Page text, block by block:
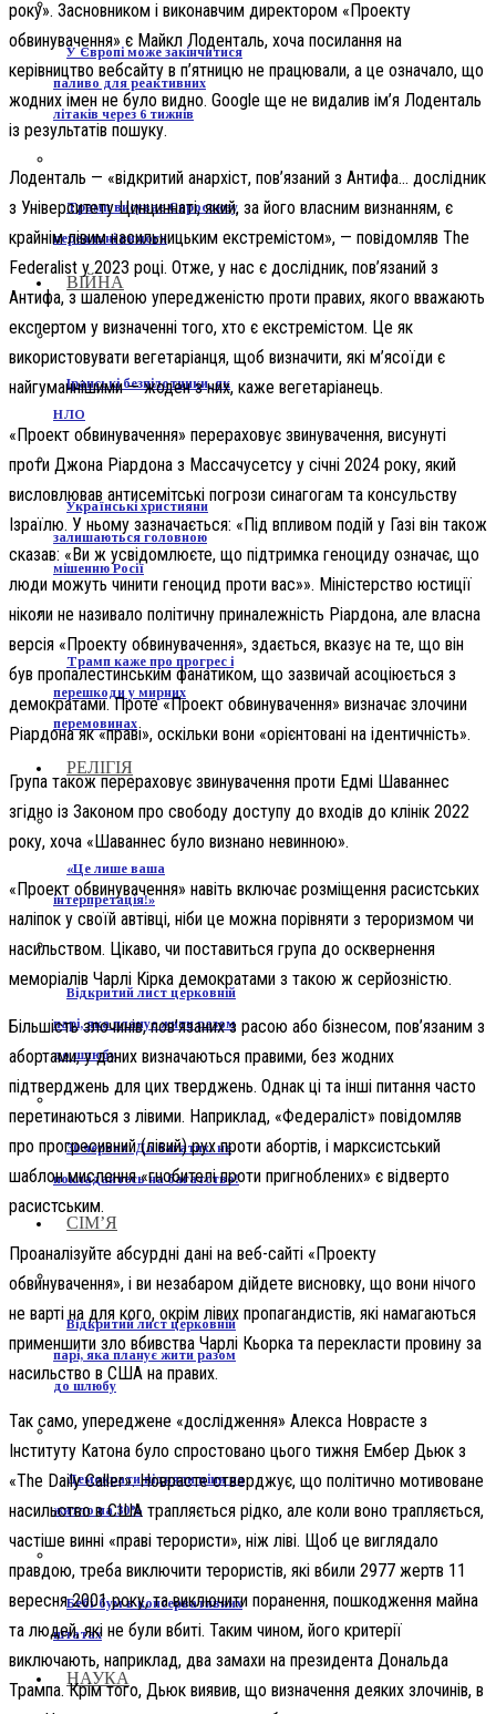
У Європі може закінчитися
паливо для реактивних
літаків через 6 тижнів
Трамп висуває Євросоюзу
нереальні вимоги
ВІЙНА
Іранські безпілотники, як
НЛО
Українські християни
залишаються головною
мішенню Росії
Трамп каже про прогрес і
перешкоди у мирних
перемовинах
РЕЛІГІЯ
«Це лише ваша
інтерпретація!»
Відкритий лист церковній
парі, яка планує жити разом
до шлюбу
30 червня. До багатих: не
покладайтесь на багатство!
СІМ’Я
Відкритий лист церковній
парі, яка планує жити разом
до шлюбу
Демократи підняли ціни на
житло на 30%
Бебі-бум в консервативних
штатах
НАУКА
року». Засновником і виконавчим директором «Проекту
обвинувачення» є Майкл Лоденталь, хоча посилання на
керівництво вебсайту в п’ятницю не працювали, а це означало, що
жодних імен не було видно. Google ще не видалив ім’я Лоденталь
із результатів пошуку.
Лоденталь — «відкритий анархіст, пов’язаний з Антифа… дослідник
з Університету Цинциннаті, який, за його власним визнанням, є
крайнім лівим насильницьким екстремістом», — повідомляв The
Federalist у 2023 році. Отже, у нас є дослідник, пов’язаний з
Антифа, з шаленою упередженістю проти правих, якого вважають
експертом у визначенні того, хто є екстремістом. Це як
використовувати вегетаріанця, щоб визначити, які м’ясоїди є
найгуманнішими — жоден з них, каже вегетаріанець.
«Проект обвинувачення» перераховує звинувачення, висунуті
проти Джона Ріардона з Массачусетсу у січні 2024 року, який
висловлював антисемітські погрози синагогам та консульству
Ізраїлю. У ньому зазначається: «Під впливом подій у Газі він також
сказав: «Ви ж усвідомлюєте, що підтримка геноциду означає, що
люди можуть чинити геноцид проти вас»». Міністерство юстиції
ніколи не називало політичну приналежність Ріардона, але власна
версія «Проекту обвинувачення», здається, вказує на те, що він
був пропалестинським фанатиком, що зазвичай асоціюється з
демократами. Проте «Проект обвинувачення» визначає злочини
Ріардона як «праві», оскільки вони «орієнтовані на ідентичність».
Група також перераховує звинувачення проти Едмі Шаваннес
згідно із Законом про свободу доступу до входів до клінік 2022
року, хоча «Шаваннес було визнано невинною».
«Проект обвинувачення» навіть включає розміщення расистських
наліпок у своїй автівці, ніби це можна порівняти з тероризмом чи
насильством. Цікаво, чи поставиться група до осквернення
меморіалів Чарлі Кірка демократами з такою ж серйозністю.
Більшість злочинів, пов’язаних з расою або бізнесом, пов’язаним з
абортами, у даних визначаються правими, без жодних
підтверджень для цих тверджень. Однак ці та інші питання часто
перетинаються з лівими. Наприклад, «Федераліст» повідомляв
про прогресивний (лівий) рух проти абортів, і марксистський
шаблон мислення «гнобителі проти пригноблених» є відверто
расистським.
Проаналізуйте абсурдні дані на веб-сайті «Проекту
обвинувачення», і ви незабаром дійдете висновку, що вони нічого
не варті на для кого, окрім лівих пропагандистів, які намагаються
применшити зло вбивства Чарлі Кьорка та перекласти провину за
насильство в США на правих.
Так само, упереджене «дослідження» Алекса Новрасте з
Інституту Катона було спростовано цього тижня Ембер Дьюк з
«The Daily Caller». Новрасте стверджує, що політично мотивоване
насильство в США трапляється рідко, але коли воно трапляється,
частіше винні «праві терористи», ніж ліві. Щоб це виглядало
правдою, треба виключити терористів, які вбили 2977 жертв 11
вересня 2001 року, та виключити поранення, пошкодження майна
та людей, які не були вбиті. Таким чином, його критерії
виключають, наприклад, два замахи на президента Дональда
Трампа. Крім того, Дьюк виявив, що визначення деяких злочинів, в